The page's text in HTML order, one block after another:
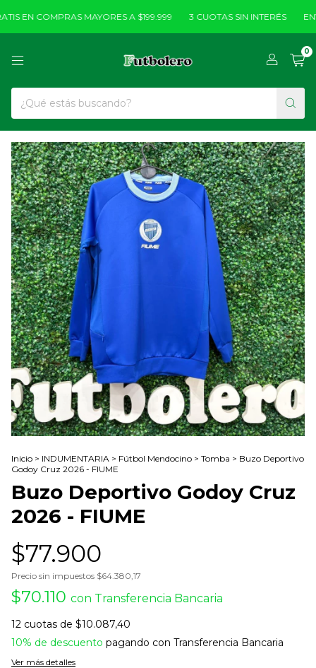
EN COMPRAS MAYORES A $199.999 3 CUOTAS SIN INTERÉS
0
Inicio > INDUMENTARIA > Fútbol Mendocino > Tomba > Buzo Deportivo
Godoy Cruz 2026 - FIUME
Buzo Deportivo Godoy Cruz
2026 - FIUME
$77.900
Precio sin impuestos $64.380,17
$70.110 con Transferencia Bancaria
12 cuotas de $10.087,40
10% de descuento pagando con Transferencia Bancaria
Ver más detalles